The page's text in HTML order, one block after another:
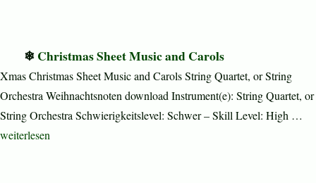
Christmas Sheet Music and Carols
Xmas Christmas Sheet Music and Carols String Quartet, or String
Orchestra Weihnachtsnoten download Instrument(e): String Quartet, or
String Orchestra Schwierigkeitslevel: Schwer – Skill Level: High …
„Christmas Sheet Music and Carols“
weiterlesen